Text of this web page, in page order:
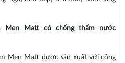
Men Matt có chống thấm nước
Men Matt được sản xuất với công